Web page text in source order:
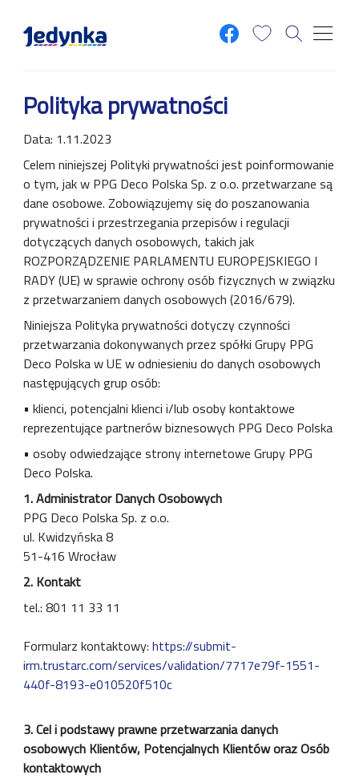
Polityka prywatności
Data: 1.11.2023
Celem niniejszej Polityki prywatności jest poinformowanie
o tym, jak w PPG Deco Polska Sp. z o.o. przetwarzane są
dane osobowe. Zobowiązujemy się do poszanowania
prywatności i przestrzegania przepisów i regulacji
dotyczących danych osobowych, takich jak
ROZPORZĄDZENIE PARLAMENTU EUROPEJSKIEGO I
RADY (UE) w sprawie ochrony osób fizycznych w związku
z przetwarzaniem danych osobowych (2016/679).
Niniejsza Polityka prywatności dotyczy czynności
przetwarzania dokonywanych przez spółki Grupy PPG
Deco Polska w UE w odniesieniu do danych osobowych
następujących grup osób:
• klienci, potencjalni klienci i/lub osoby kontaktowe
reprezentujące partnerów biznesowych PPG Deco Polska
• osoby odwiedzające strony internetowe Grupy PPG
Deco Polska.
1. Administrator Danych Osobowych
PPG Deco Polska Sp. z o.o.
ul. Kwidzyńska 8
51-416 Wrocław
2. Kontakt
tel.: 801 11 33 11
Formularz kontaktowy: https://submit-
irm.trustarc.com/services/validation/7717e79f-1551-
440f-8193-e010520f510c
3. Cel i podstawy prawne przetwarzania danych
osobowych Klientów, Potencjalnych Klientów oraz Osób
kontaktowych